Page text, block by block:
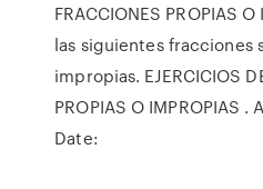
FRACCIONES PROPIAS
las siguientes fracciones
impropias. EJERCICIOS
PROPIAS O IMPROPIAS
Date: